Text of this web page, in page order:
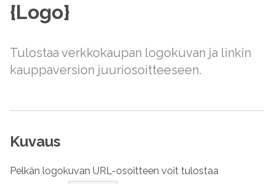
{Logo}
Tulostaa verkkokaupan logokuvan ja linkin
kauppaversion juuriosoitteeseen.
Kuvaus
Pelkän logokuvan URL-osoitteen voit tulostaa